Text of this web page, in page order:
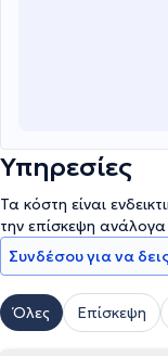
Υπηρεσίες
Τα κόστη είναι
την επίσκεψη
Συνδέσου για να
Όλες Επίσκεψη